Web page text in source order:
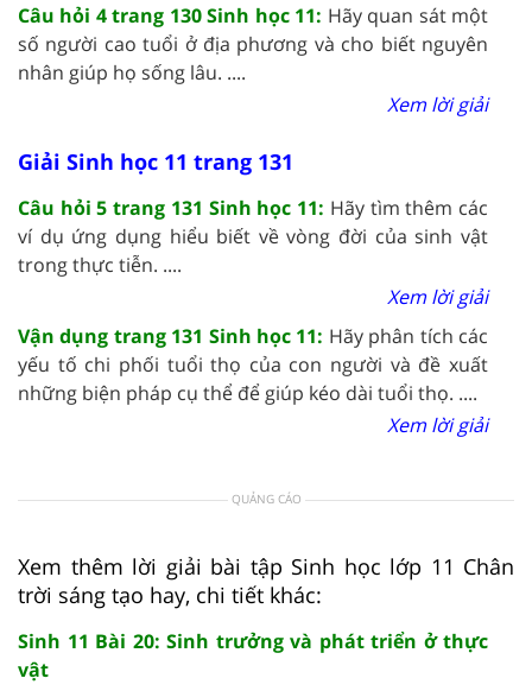
Câu hỏi 4 trang 130 Sinh học 11: Hãy quan sát một
số người cao tuổi ở địa phương và cho biết nguyên
nhân giúp họ sống lâu. ....
Xem lời giải
Giải Sinh học 11 trang 131
Câu hỏi 5 trang 131 Sinh học 11: Hãy tìm thêm các
ví dụ ứng dụng hiểu biết về vòng đời của sinh vật
trong thực tiễn. ....
Xem lời giải
Vận dụng trang 131 Sinh học 11: Hãy phân tích các
yếu tố chi phối tuổi thọ của con người và đề xuất
những biện pháp cụ thể để giúp kéo dài tuổi thọ. ....
Xem lời giải
QUẢNG CÁO
Xem thêm lời giải bài tập Sinh học lớp 11 Chân
trời sáng tạo hay, chi tiết khác:
Sinh 11 Bài 20: Sinh trưởng và phát triển ở thực
vật